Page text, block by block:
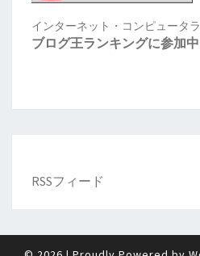
インターネット・コンピュータ
ブログ王ランキングに参加中
RSSフィード